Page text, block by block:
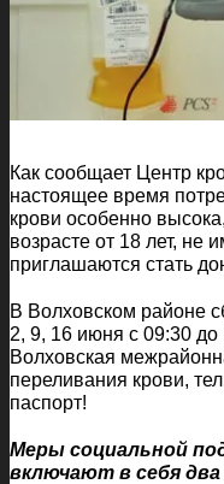
Как сообщает Центр
настоящее время
крови особенно
возрасте от 18 лет, не
приглашаются стать
В Волховском районе
2, 9, 16 июня с 09:30 до
Волховская
переливания крови,
паспорт!
Меры социальной
включают в себя